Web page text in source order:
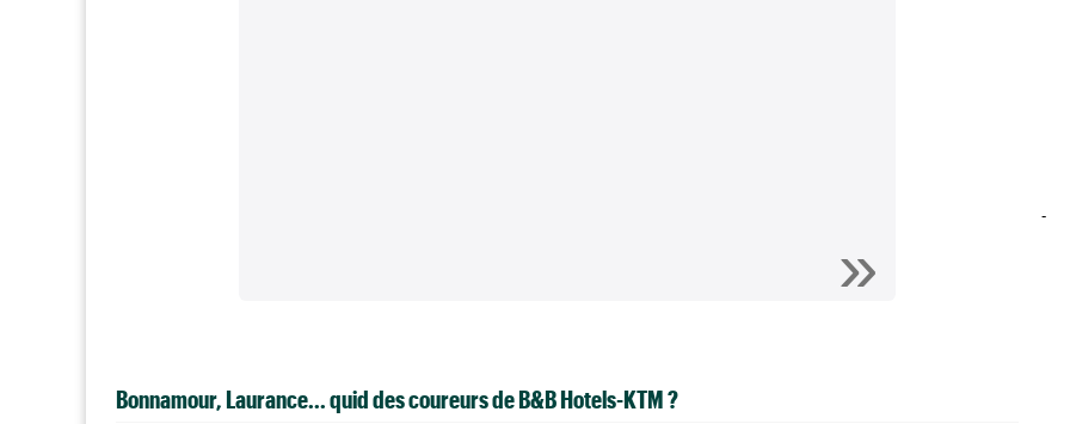
Bonnamour, Laurance... quid des coureurs de B&B Hotels-KTM ?
-